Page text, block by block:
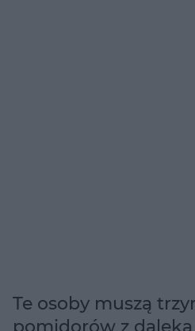
Te osoby muszą
pomidorów z daleka